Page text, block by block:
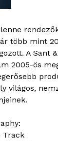
több mint
A Sant
2005-ös
világos,
Track